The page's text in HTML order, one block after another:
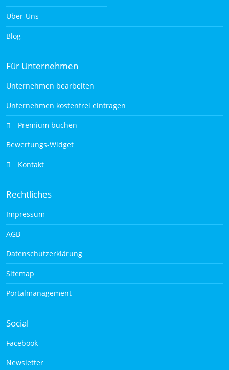
Über-Uns
Blog
Für Unternehmen
Unternehmen bearbeiten
Unternehmen kostenfrei eintragen
Premium buchen
Bewertungs-Widget
Kontakt
Rechtliches
Impressum
AGB
Datenschutzerklärung
Sitemap
Portalmanagement
Social
Facebook
Newsletter